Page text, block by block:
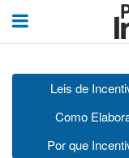
Leis de
Como
Por que